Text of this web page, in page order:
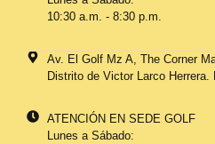
10:30 a.m. - 8:30 p.m.
Av. El Golf Mz A, The Corner
Distrito de Victor Larco Herrera.
ATENCIÓN EN SEDE GOLF
Lunes a Sábado: